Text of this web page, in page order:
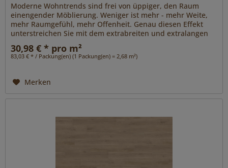
Moderne Wohntrends sind frei von üppiger, den Raum
einengender Möblierung. Weniger ist mehr - mehr Weite,
mehr Raumgefühl, mehr Offenheit. Genau diesen Effekt
unterstreichen Sie mit dem extrabreiten und extralangen
Format Gran Via 4V....
30,98 € * pro m²
83,03 € * / Packung(en) (1 Packung(en) = 2,68 m²)
Merken